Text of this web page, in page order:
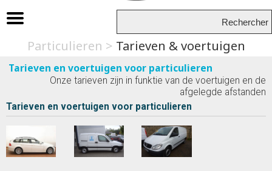
Tarieven & voertuigen
Documenten
Tarieven & voertuigen
News
Particulieren Tarieven & voertuigen
Tarieven en voertuigen voor particulieren
Onze tarieven zijn in funktie van de voertuigen en de
afgelegde afstanden
Tarieven en voertuigen voor particulieren